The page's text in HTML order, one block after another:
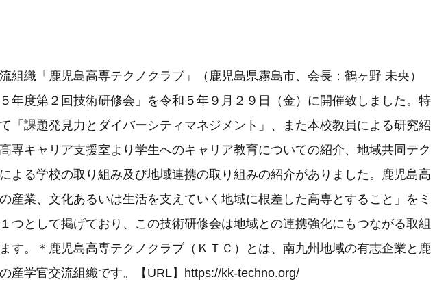
組織「鹿児島高専テクノクラブ」（鹿児島県霧島市、会長：鶴ヶ野 未央）
年度第２回技術研修会」を令和５年９月２９日（金）に開催致しました。特
「課題発見力とダイバーシティマネジメント」、また本校教員による研究紹
専キャリア支援室より学生へのキャリア教育についての紹介、地域共同テク
よる学校の取り組み及び地域連携の取り組みの紹介がありました。鹿児島高
産業、文化あるいは生活を支えていく地域に根差した高専とすること」をミ
つとして掲げており、この技術研修会は地域との連携強化にもつながる取組
す。＊鹿児島高専テクノクラブ（ＫＴＣ）とは、南九州地域の有志企業と鹿
産学官交流組織です。【URL】 https://kk-techno.org/